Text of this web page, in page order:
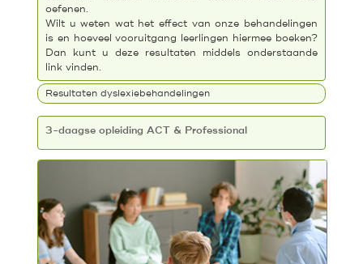
oefenen.
Wilt u weten wat het effect van onze behandelingen
is en hoeveel vooruitgang leerlingen hiermee boeken?
Dan kunt u deze resultaten middels onderstaande
link vinden.
Resultaten dyslexiebehandelingen
3-daagse opleiding ACT & Professional